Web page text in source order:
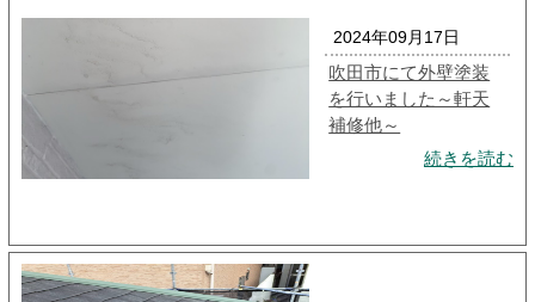
2024年09月17日
吹田市にて外壁塗装
を行いました～軒天
補修他～
続きを読む